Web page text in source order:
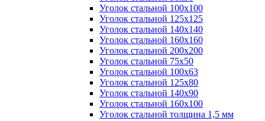
Уголок стальной 100х100
Уголок стальной 125х125
Уголок стальной 140х140
Уголок стальной 160х160
Уголок стальной 200х200
Уголок стальной 75х50
Уголок стальной 100х63
Уголок стальной 125х80
Уголок стальной 140х90
Уголок стальной 160х100
Уголок стальной толщина 1,5 мм